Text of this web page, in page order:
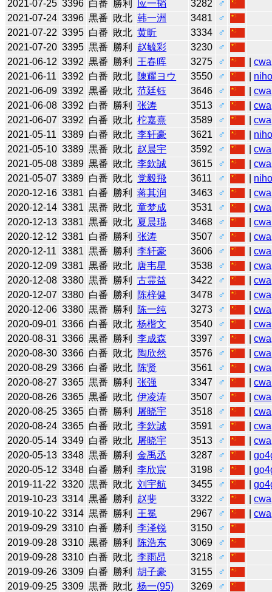
2021-07-25 3396 白番 勝利 应一韬 3282
♂
2021-07-24 3396 黒番 敗北 韩一洲 3481
♂
2021-07-22 3395 白番 敗北 黄昕 3334
♂
2021-07-20 3395 黒番 勝利 赵毓彩 3230
♂
2021-06-12 3392 黒番 勝利 王春晖 3275 ♂ |cwa
2021-06-11 3392 白番 敗北 陳耀ヨウ 3550 ♂
2021-06-09 3392 黒番 敗北 范廷钰 3646 ♂ |cwa
2021-06-08 3392 白番 勝利 张涛 3513 ♂ |cwa
2021-06-07 3392 白番 敗北 柁嘉熹 3589 ♂ |cwa
2021-05-11 3389 白番 敗北 李轩豪 3621 ♂
2021-05-10 3389 黒番 敗北 赵晨宇 3592 ♂ |cwa
2021-05-08 3389 黒番 敗北 李欽誠 3615 ♂ |cwa
2021-05-07 3389 白番 敗北 党毅飛 3611 ♂
2020-12-16 3381 白番 勝利 蒋其润 3463 ♂ |cwa
2020-12-14 3381 黒番 敗北 童梦成 3531 ♂ |cwa
2020-12-13 3381 黒番 敗北 夏晨琨 3468 ♂ |cwa
2020-12-12 3381 白番 勝利 张涛 3507 ♂ |cwa
2020-12-11 3381 黒番 勝利 李轩豪 3606 ♂ |cwa
2020-12-09 3381 黒番 敗北 唐韦星 3538 ♂ |cwa
2020-12-08 3380 黒番 勝利 古霊益 3422 ♂ |cwa
2020-12-07 3380 白番 勝利 陈梓健 3478 ♂ |cwa
2020-12-06 3380 黒番 勝利 陈一纯 3273 ♂ |cwa
2020-09-01 3366 白番 敗北 杨楷文 3540 ♂ |cwa
2020-08-31 3366 黒番 勝利 李成森 3397 ♂ |cwa
2020-08-30 3366 白番 敗北 陶欣然 3576 ♂ |cwa
2020-08-29 3366 白番 敗北 陈贤 3561 ♂ |cwa
2020-08-27 3365 黒番 勝利 张强 3347 ♂ |cwa
2020-08-26 3365 黒番 敗北 伊凌涛 3507 ♂ |cwa
2020-08-25 3365 白番 勝利 屠晓宇 3518 ♂ |cwa
2020-08-24 3365 白番 敗北 李欽誠 3591 ♂ |cwa
2020-05-14 3349 白番 敗北 屠晓宇 3513 ♂ |cwa
2020-05-13 3348 黒番 勝利 金禹丞 3287 ♂ |
2020-05-12 3348 白番 勝利 李欣宸 3198 ♂ |
2019-11-22 3320 黒番 敗北 刘宇航 3455 ♂ |
2019-10-23 3314 黒番 勝利 赵斐 3322 ♂ |cwa
2019-10-22 3314 黒番 勝利 王冕 2967 ♂ |cwa
2019-09-29 3310 白番 勝利 李泽锐 3150
♂
2019-09-28 3310 黒番 勝利 陈浩东 3069
♂
2019-09-28 3310 白番 敗北 李雨昂 3218
♂
2019-09-26 3309 白番 勝利 胡子豪 3155
♂
2019-09-25 3309 黒番 敗北 杨一(95) 3269
♂